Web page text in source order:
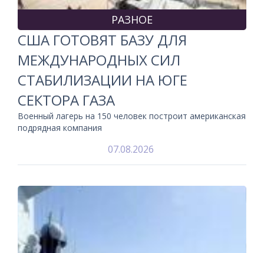
РАЗНОЕ
США ГОТОВЯТ БАЗУ ДЛЯ
МЕЖДУНАРОДНЫХ СИЛ
СТАБИЛИЗАЦИИ НА ЮГЕ
СЕКТОРА ГАЗА
Военный лагерь на 150 человек построит американская
подрядная компания
07.08.2026